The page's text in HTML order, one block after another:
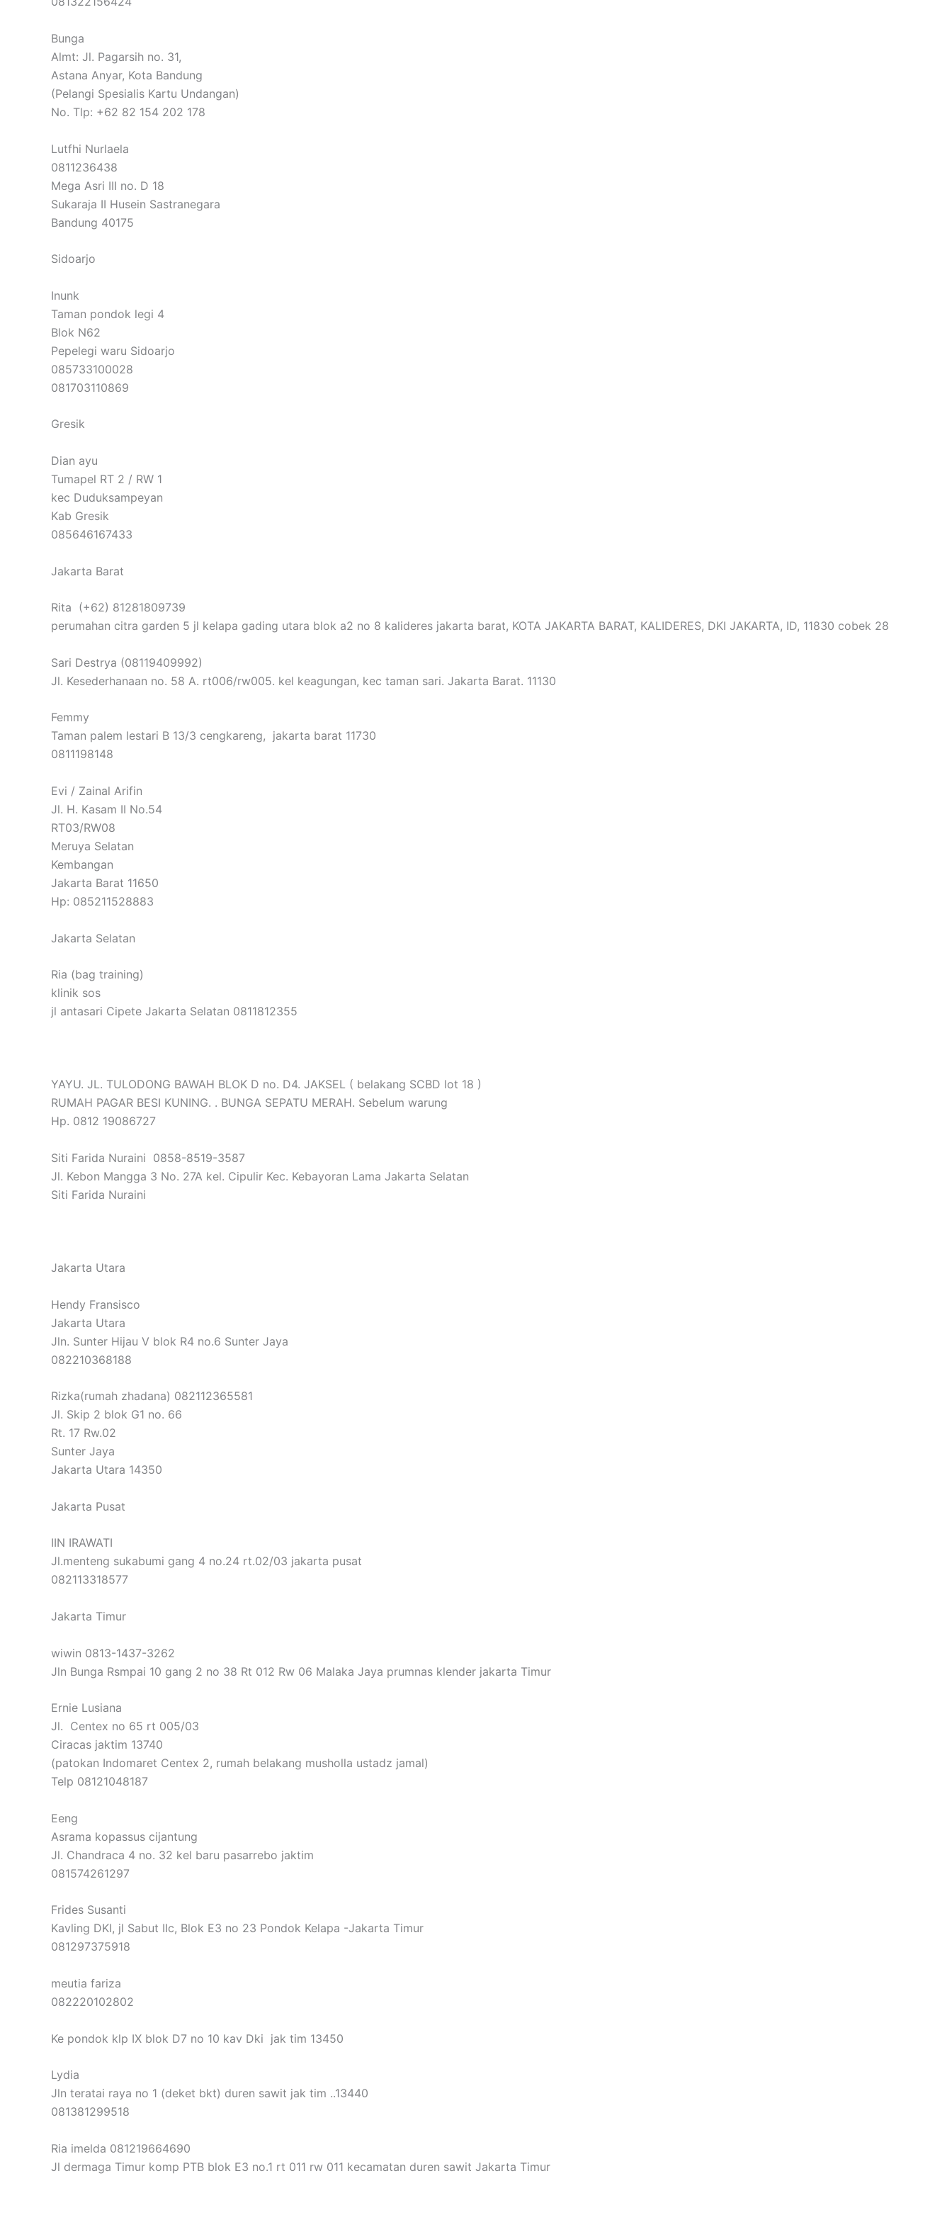
Bunga
Almt: Jl. Pagarsih no. 31,
Astana Anyar, Kota Bandung
(Pelangi Spesialis Kartu Undangan)
No. Tlp: +62 82 154 202 178
Lutfhi Nurlaela
0811236438
Mega Asri III no. D 18
Sukaraja II Husein Sastranegara
Bandung 40175
Sidoarjo
Inunk
Taman pondok legi 4
Blok N62
Pepelegi waru Sidoarjo
085733100028
081703110869
Gresik
Dian ayu
Tumapel RT 2 / RW 1
kec Duduksampeyan
Kab Gresik
085646167433
Jakarta Barat
Rita (+62) 81281809739
perumahan citra garden 5 jl kelapa gading utara blok a2 no 8 kalideres jakarta barat, KOTA JAKARTA BARAT, KALIDERES, DKI JAKARTA, ID, 11830 cobek 28
Sari Destrya (08119409992)
Jl. Kesederhanaan no. 58 A. rt006/rw005. kel keagungan, kec taman sari. Jakarta Barat. 11130
Femmy
Taman palem lestari B 13/3 cengkareng, jakarta barat 11730
0811198148
Evi / Zainal Arifin
Jl. H. Kasam II No.54
RT03/RW08
Meruya Selatan
Kembangan
Jakarta Barat 11650
Hp: 085211528883
Jakarta Selatan
Ria (bag training)
klinik sos
jl antasari Cipete Jakarta Selatan 0811812355
YAYU. JL. TULODONG BAWAH BLOK D no. D4. JAKSEL ( belakang SCBD lot 18 )
RUMAH PAGAR BESI KUNING. . BUNGA SEPATU MERAH. Sebelum warung
Hp. 0812 19086727
Siti Farida Nuraini 0858-8519-3587
Jl. Kebon Mangga 3 No. 27A kel. Cipulir Kec. Kebayoran Lama Jakarta Selatan
Siti Farida Nuraini
Jakarta Utara
Hendy Fransisco
Jakarta Utara
Jln. Sunter Hijau V blok R4 no.6 Sunter Jaya
082210368188
Rizka(rumah zhadana) 082112365581
Jl. Skip 2 blok G1 no. 66
Rt. 17 Rw.02
Sunter Jaya
Jakarta Utara 14350
Jakarta Pusat
IIN IRAWATI
Jl.menteng sukabumi gang 4 no.24 rt.02/03 jakarta pusat
082113318577
Jakarta Timur
wiwin 0813-1437-3262
Jln Bunga Rsmpai 10 gang 2 no 38 Rt 012 Rw 06 Malaka Jaya prumnas klender jakarta Timur
Ernie Lusiana
Jl. Centex no 65 rt 005/03
Ciracas jaktim 13740
(patokan Indomaret Centex 2, rumah belakang musholla ustadz jamal)
Telp 08121048187
Eeng
Asrama kopassus cijantung
Jl. Chandraca 4 no. 32 kel baru pasarrebo jaktim
081574261297
Frides Susanti
Kavling DKI, jl Sabut IIc, Blok E3 no 23 Pondok Kelapa -Jakarta Timur
081297375918
meutia fariza
082220102802
Ke pondok klp IX blok D7 no 10 kav Dki jak tim 13450
Lydia
Jln teratai raya no 1 (deket bkt) duren sawit jak tim ..13440
081381299518
Ria imelda 081219664690
Jl dermaga Timur komp PTB blok E3 no.1 rt 011 rw 011 kecamatan duren sawit Jakarta Timur